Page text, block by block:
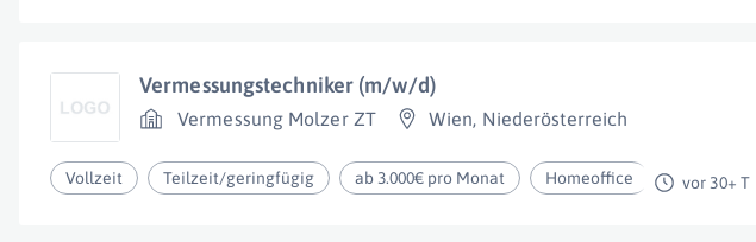
Vermessungstechniker (m/w/d)
Vermessung Molzer ZT Wien, Niederösterreich
Vollzeit Teilzeit/geringfügig ab 3.000€ pro Monat Homeoffice vor 30+ T